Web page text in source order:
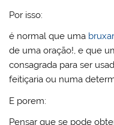
Por isso:
é normal que uma
de uma oração!, e que
consagrada para ser
feitiçaria ou numa
E porem:
Pensar que se pode